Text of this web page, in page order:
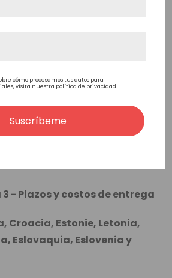
va desde 0€ hasta 99€ -
3 - Plazos y costos de entrega
Croacia, Estonie, Letonia,
Eslovaquia, Eslovenia y
cómo procesamos tus datos para
visita nuestra política de privacidad.
Suscríbeme